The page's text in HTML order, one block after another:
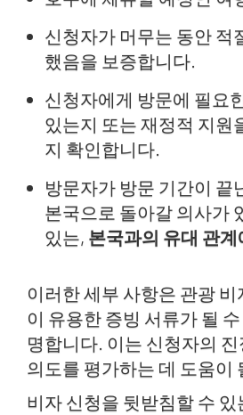
신청자가 머무는 동안 적
했음을 보증합니다.
신청자에게 방문에 필요
있는지 또는 재정적 지원
지 확인합니다.
방문자가 방문 기간이 끝
본국으로 돌아갈 의사가
있는, 본국과의 유대 관계
이러한 세부 사항은 관광
이 유용한 증빙 서류가 될
명합니다. 이는 신청자의
의도를 평가하는 데 도움이
비자 신청을 뒷받침할 수